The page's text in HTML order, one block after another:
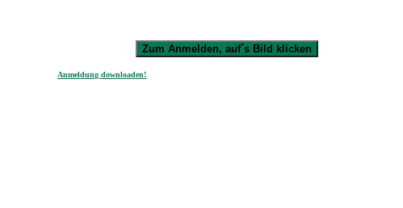
Zum Anmelden, auf´s Bild klicken
Anmeldung downloaden!